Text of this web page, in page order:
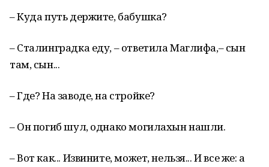
– Куда путь держите, бабушка?
– Сталинградка еду, – ответила Маглифа,– сын
там, сын...
– Где? На заводе, на стройке?
– Он погиб шул, однако могилахын нашли.
– Вот как... Извините, может, нельзя... И все же: а